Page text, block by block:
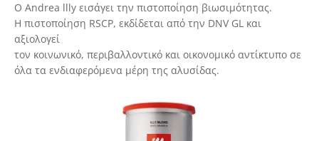
Ο Andrea llly εισάγει την πιστοποίηση βιωσιμότητας.
Η πιστοποίηση RSCP, εκδίδεται από την DNV GL και
αξιολογεί
τον κοινωνικό, περιβαλλοντικό και οικονομικό αντίκτυπο σε
όλα τα ενδιαφερόμενα μέρη της αλυσίδας.